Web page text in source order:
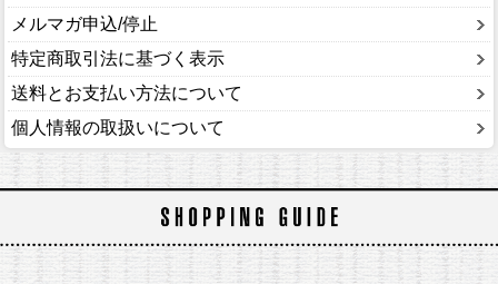
メルマガ申込/停止
特定商取引法に基づく表示
送料とお支払い方法について
個人情報の取扱いについて